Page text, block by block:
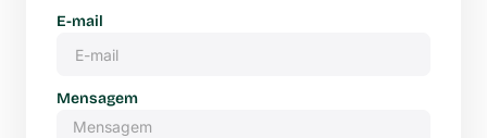
E-mail
Mensagem